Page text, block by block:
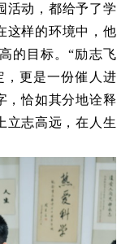
活动，都给予了学
这样的环境中，他
的目标。“励志飞
，更是一份催人进
，恰如其分地诠释
志高远，在人生